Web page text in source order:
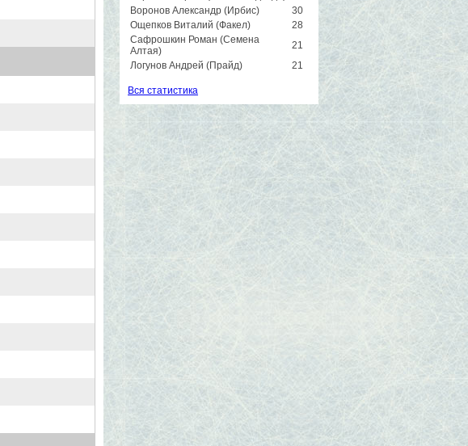
Воронов Александр (Ирбис)
30
Ощепков Виталий (Факел)
28
Сафрошкин Роман (Семена
Алтая)
21
Логунов Андрей (Прайд)
21
Вся статистика